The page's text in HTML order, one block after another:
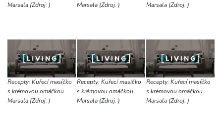
Marsala (Zdroj: )
Marsala (Zdroj: )
Marsala (Zdroj: )
Recepty: Kuřecí masíčko
s krémovou omáčkou
Marsala (Zdroj: )
Recepty: Kuřecí masíčko
s krémovou omáčkou
Marsala (Zdroj: )
Recepty: Kuřecí masíčko
s krémovou omáčkou
Marsala (Zdroj: )